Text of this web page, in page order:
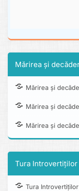
Mărirea și
Mărirea și
Mărirea și
Mărirea și
Tura Introvertiților
Tura